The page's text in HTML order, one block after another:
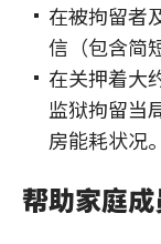
在被拘留者
信（包含简
在关押着大
监狱拘留当
房能耗状况。
帮助家庭